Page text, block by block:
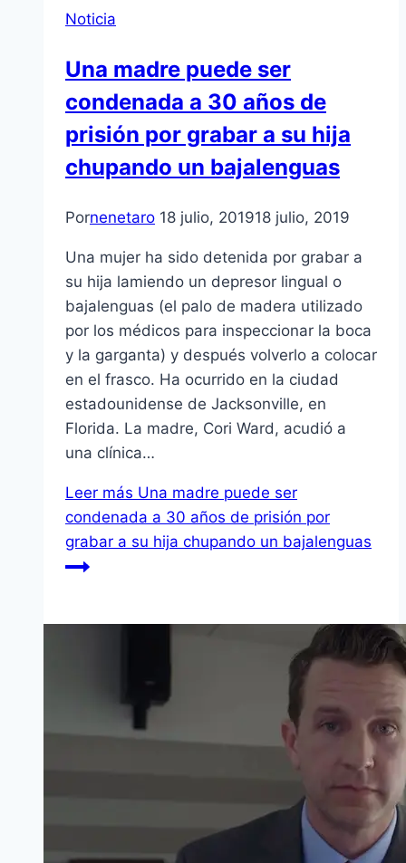
Noticia
Una madre puede ser
condenada a 30 años de
prisión por grabar a su hija
chupando un bajalenguas
Pornenetaro 18 julio, 201918 julio, 2019
Una mujer ha sido detenida por grabar a
su hija lamiendo un depresor lingual o
bajalenguas (el palo de madera utilizado
por los médicos para inspeccionar la boca
y la garganta) y después volverlo a colocar
en el frasco. Ha ocurrido en la ciudad
estadounidense de Jacksonville, en
Florida. La madre, Cori Ward, acudió a
una clínica…
Leer más Una madre puede ser
condenada a 30 años de prisión por
grabar a su hija chupando un bajalenguas